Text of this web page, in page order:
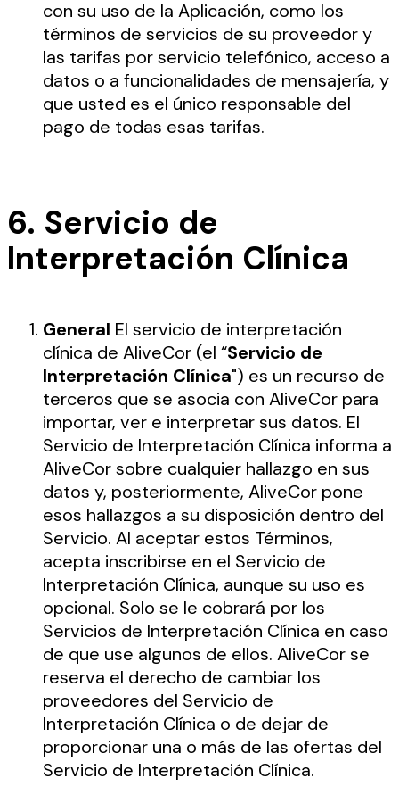
con su uso de la Aplicación, como los
términos de servicios de su proveedor y
las tarifas por servicio telefónico, acceso a
datos o a funcionalidades de mensajería, y
que usted es el único responsable del
pago de todas esas tarifas.
6. Servicio de
Interpretación Clínica
General El servicio de interpretación
clínica de AliveCor (el “Servicio de
Interpretación Clínica") es un recurso de
terceros que se asocia con AliveCor para
importar, ver e interpretar sus datos. El
Servicio de Interpretación Clínica informa a
AliveCor sobre cualquier hallazgo en sus
datos y, posteriormente, AliveCor pone
esos hallazgos a su disposición dentro del
Servicio. Al aceptar estos Términos,
acepta inscribirse en el Servicio de
Interpretación Clínica, aunque su uso es
opcional. Solo se le cobrará por los
Servicios de Interpretación Clínica en caso
de que use algunos de ellos. AliveCor se
reserva el derecho de cambiar los
proveedores del Servicio de
Interpretación Clínica o de dejar de
proporcionar una o más de las ofertas del
Servicio de Interpretación Clínica.